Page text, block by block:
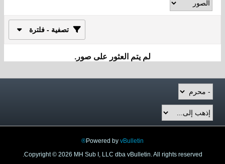
تصفية - فلترة
لم يتم العثور على صور.
Powered by vBulletin®
Copyright © 2026 MH Sub I, LLC dba vBulletin. All rights reserved.